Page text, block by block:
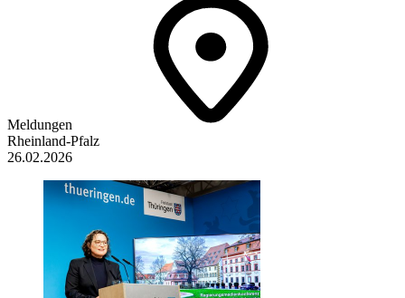
Meldungen
Rheinland-Pfalz
26.02.2026